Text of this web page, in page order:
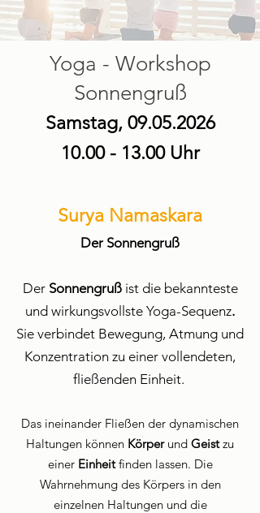
Yoga - Workshop
Sonnengruß
Samstag, 09.05.2026
10.00 - 13.00Uhr
Surya Namaskara
Der Sonnengruß
Der Sonnengrußist die bekannteste
und wirkungsvollste Yoga-Sequenz.
Sie verbindet Bewegung, Atmung und
Konzentration zu einer vollendeten,
fließenden Einheit.
Das ineinander Fließen der dynamischen
Haltungen können Körperund Geistzu
einer Einheitfinden lassen. Die
Wahrnehmung des Körpers in den
einzelnen Haltungen und die